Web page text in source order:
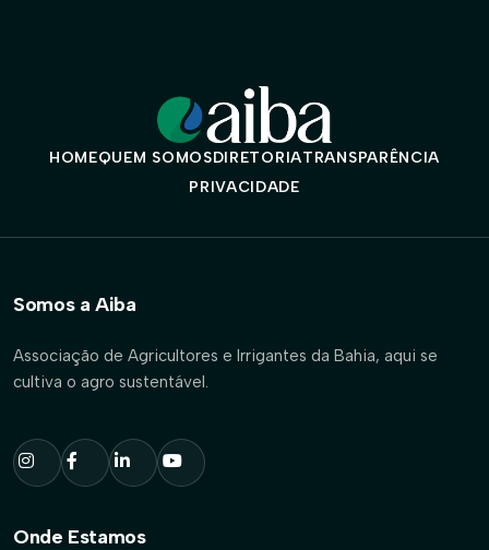
HOMEQUEM SOMOSDIRETORIATRANSPARÊNCIA
PRIVACIDADE
Somos a Aiba
Associação de Agricultores e Irrigantes da Bahia, aqui se
cultiva o agro sustentável.
Onde Estamos